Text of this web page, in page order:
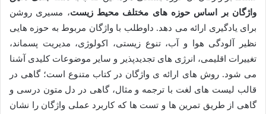
واژگان بر اساس حوزه های مختلف محیط زیست، مسیری روشن
برای یادگیری ارائه می دهد. داوطلب با واژگان مربوط به حوزه هایی
نظیر آلودگی هوا و آب، تنوع زیستی، اکولوژی، مدیریت پسماند،
تغییرات اقلیمی، انرژی های تجدیدپذیر و سایر موضوعات کلیدی آشنا
می شود. روش های ارائه ی واژگان در کتاب متنوع است؛ گاهی در
قالب لیست های لغت با ترجمه و مثال، گاهی در دل متون درسی و
گاهی از طریق تمرین ها و تست ها که کاربرد عملی واژگان را نشان